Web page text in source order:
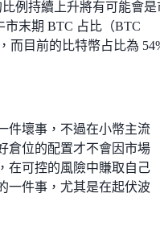
例持續上升將有可能會是
市末期 BTC 占比（BTC
而目前的比特幣占比為
件壞事，不過在小幣主流
倉位的配置才不會因市場
在可控的風險中賺取自己
一件事，尤其是在起伏波